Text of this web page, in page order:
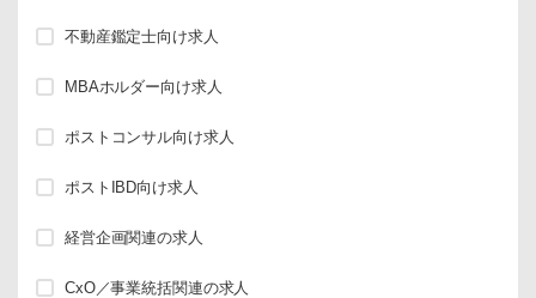
不動産鑑定士向け求人
MBAホルダー向け求人
ポストコンサル向け求人
ポストIBD向け求人
経営企画関連の求人
CxO／事業統括関連の求人